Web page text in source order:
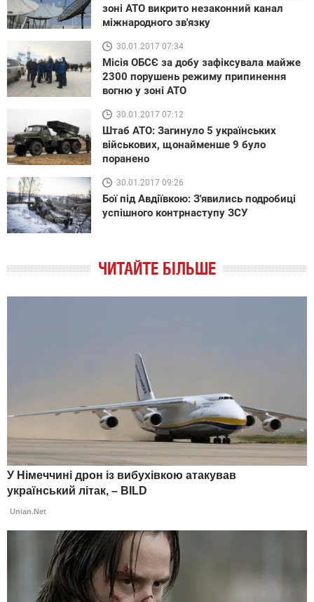
зоні АТО викрито незаконний канал
міжнародного зв'язку
30.01.2017 07:34
Місія ОБСЄ за добу зафіксувала майже
2300 порушень режиму припинення
вогню у зоні АТО
30.01.2017 07:12
Штаб АТО: Загинуло 5 українських
військових, щонайменше 9 було
поранено
30.01.2017 09:26
Бої під Авдіївкою: З'явились подробиці
успішного контрнаступу ЗСУ
ЧИТАЙТЕ БІЛЬШЕ